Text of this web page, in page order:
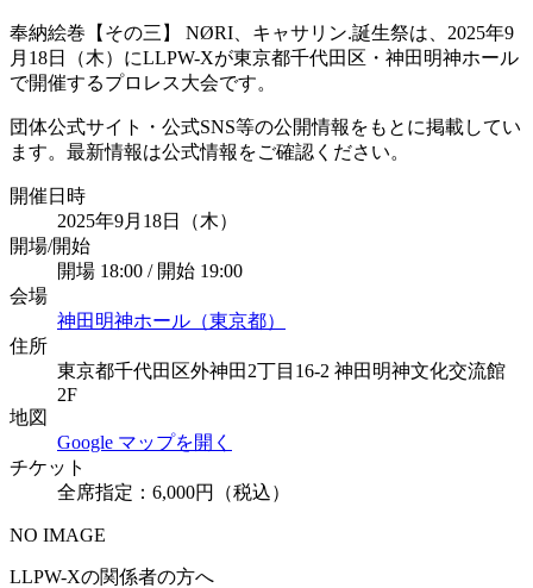
奉納絵巻【その三】 NØRI、キャサリン.誕生祭は、2025年9
月18日（木）にLLPW-Xが東京都千代田区・神田明神ホール
で開催するプロレス大会です。
団体公式サイト・公式SNS等の公開情報をもとに掲載してい
ます。最新情報は公式情報をご確認ください。
開催日時
2025年9月18日（木）
開場/開始
開場 18:00 / 開始 19:00
会場
神田明神ホール（東京都）
住所
東京都千代田区外神田2丁目16-2 神田明神文化交流館
2F
地図
Google マップを開く
チケット
全席指定：6,000円（税込）
NO IMAGE
LLPW-Xの関係者の方へ